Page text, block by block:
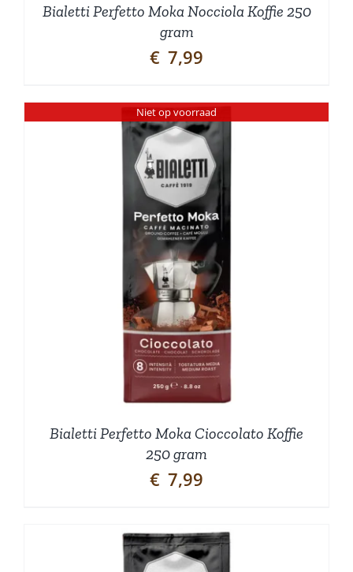
Bialetti Perfetto Moka Nocciola Koffie 250
gram
€ 7,99
Niet op voorraad
Bialetti Perfetto Moka Cioccolato Koffie
250 gram
€ 7,99